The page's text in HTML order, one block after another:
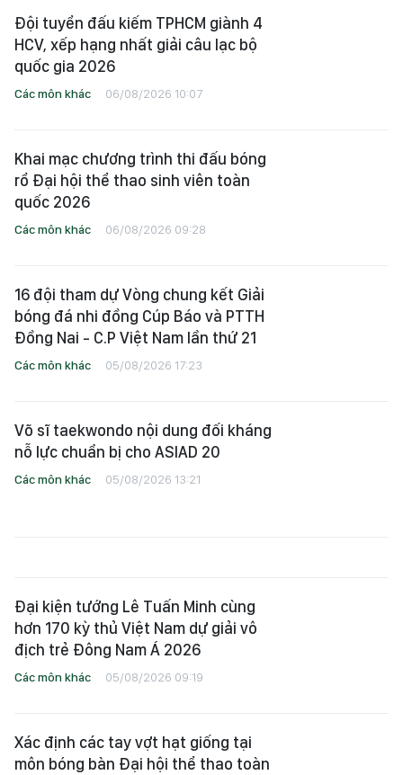
Đội tuyển đấu kiếm TPHCM giành 4
HCV, xếp hạng nhất giải câu lạc bộ
quốc gia 2026
Các môn khác 06/08/2026 10:07
Khai mạc chương trình thi đấu bóng
rổ Đại hội thể thao sinh viên toàn
quốc 2026
Các môn khác 06/08/2026 09:28
16 đội tham dự Vòng chung kết Giải
bóng đá nhi đồng Cúp Báo và PTTH
Đồng Nai - C.P Việt Nam lần thứ 21
Các môn khác 05/08/2026 17:23
Võ sĩ taekwondo nội dung đối kháng
nỗ lực chuẩn bị cho ASIAD 20
Các môn khác 05/08/2026 13:21
Đại kiện tướng Lê Tuấn Minh cùng
hơn 170 kỳ thủ Việt Nam dự giải vô
địch trẻ Đông Nam Á 2026
Các môn khác 05/08/2026 09:19
Xác định các tay vợt hạt giống tại
môn bóng bàn Đại hội thể thao toàn